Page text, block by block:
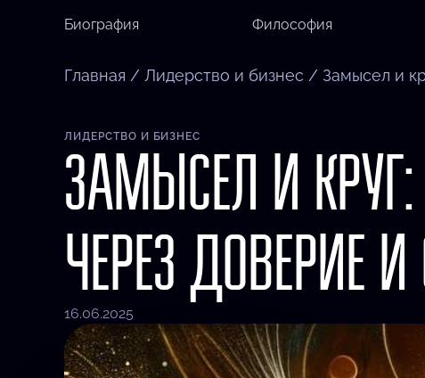
Биография Философия
Главная / Лидерство и бизнес / Замысел и
ЛИДЕРСТВО И БИЗНЕС
ЗАМЫСЕЛ И
ЧЕРЕЗ ДОВЕРИЕ
16.06.2025